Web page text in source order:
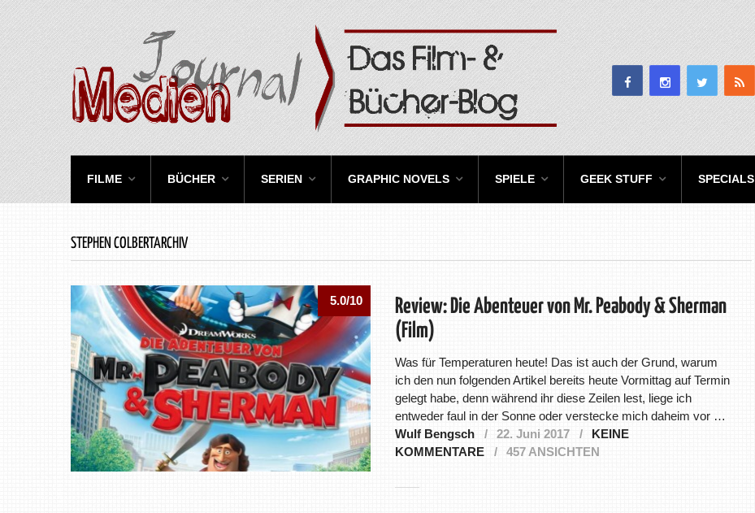
FILME BÜCHER SERIEN GRAPHIC NOVELS SPIELE GEEK STUFF SPECIALS
STEPHEN COLBERTARCHIV
5.0/10
Review: Die Abenteuer von Mr. Peabody & Sherman
(Film)
Was für Temperaturen heute! Das ist auch der Grund, warum
ich den nun folgenden Artikel bereits heute Vormittag auf Termin
gelegt habe, denn während ihr diese Zeilen lest, liege ich
entweder faul in der Sonne oder verstecke mich daheim vor …
Wulf Bengsch
22. Juni 2017
KEINE
KOMMENTARE
457 ANSICHTEN